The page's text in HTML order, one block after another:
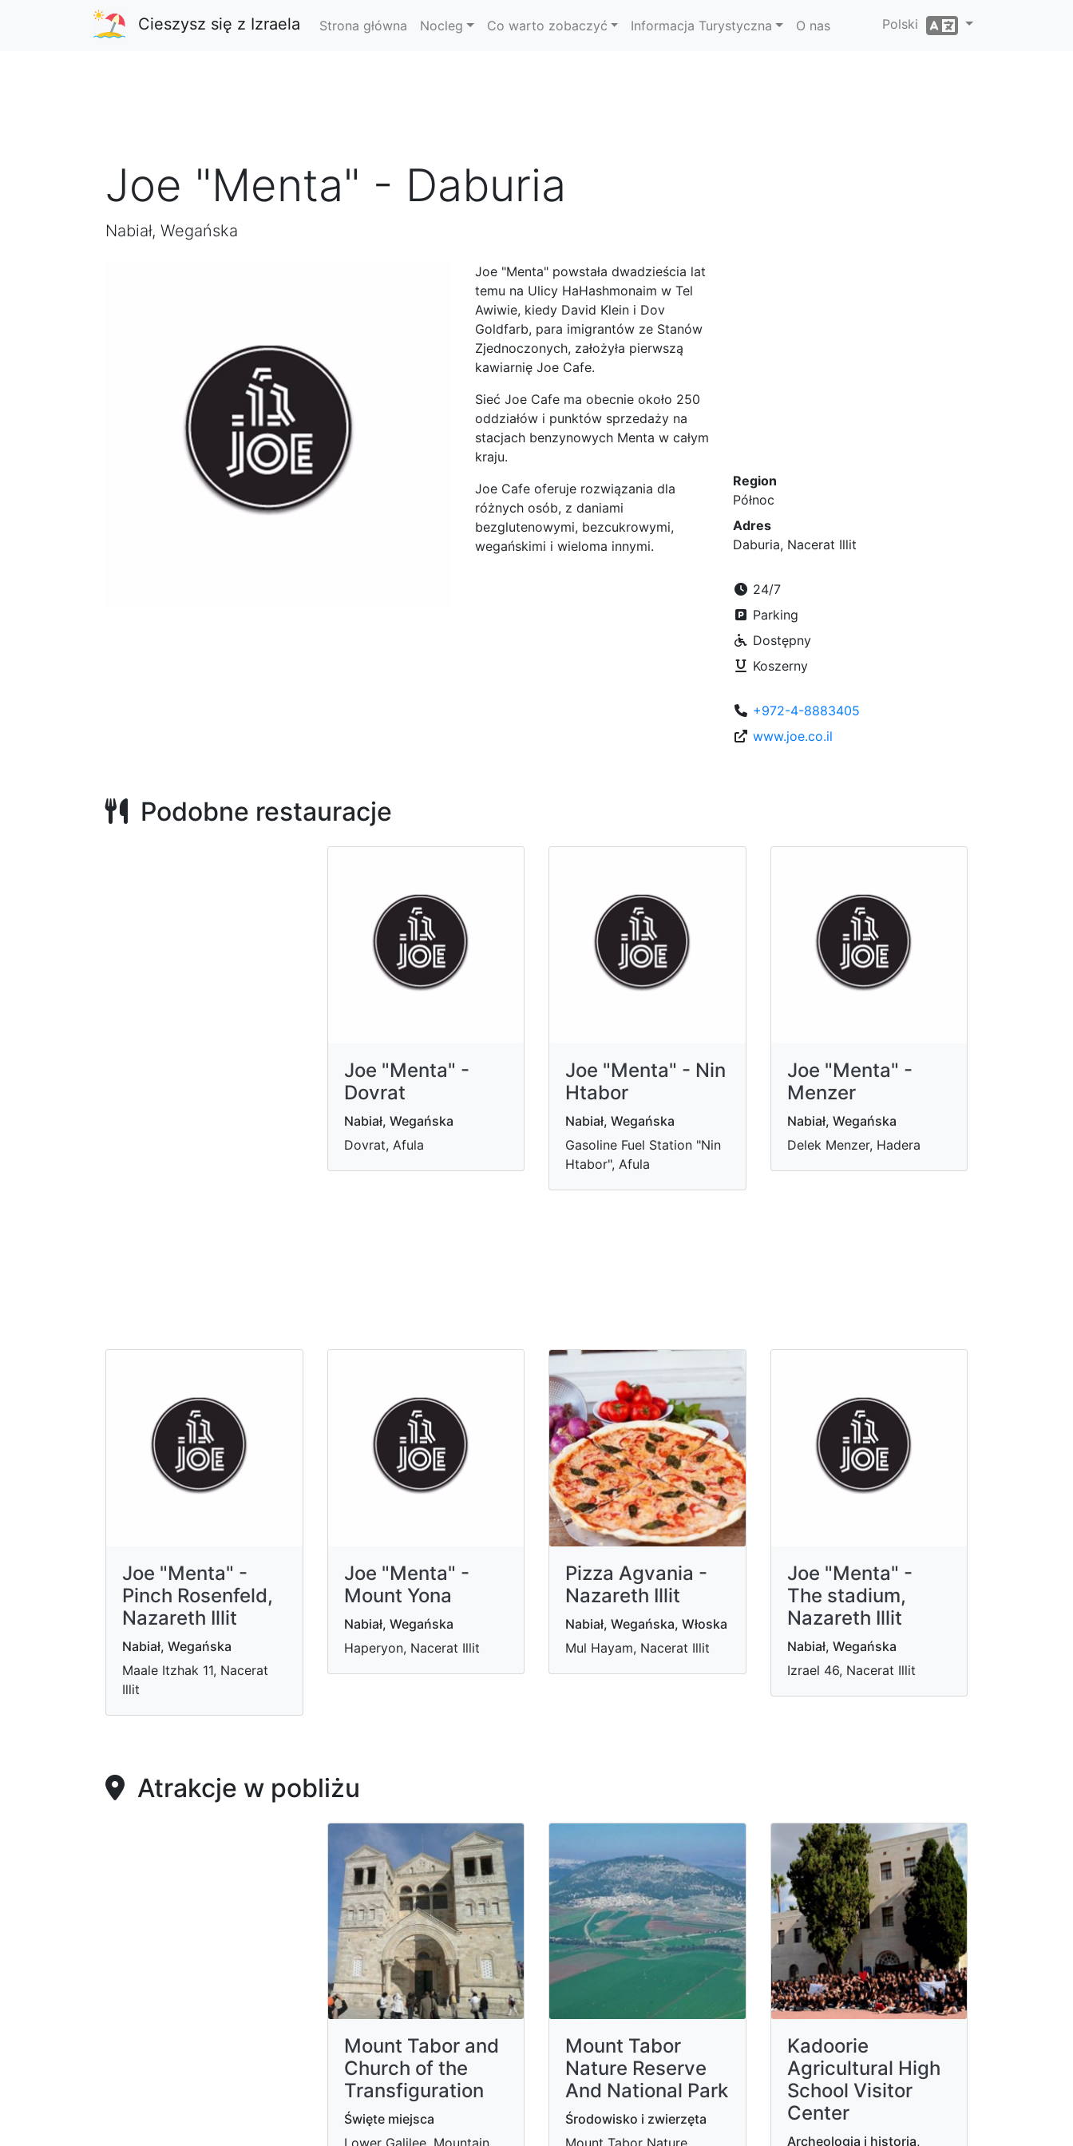
Cieszysz się z Izraela Strona główna Nocleg Co warto zobaczyć Informacja Turystyczna O nas Polski
Joe "Menta" - Daburia
Nabiał, Wegańska
Joe "Menta" powstała dwadzieścia lat
temu na Ulicy HaHashmonaim w Tel
Awiwie, kiedy David Klein i Dov
Goldfarb, para imigrantów ze Stanów
Zjednoczonych, założyła pierwszą
kawiarnię Joe Cafe.
Sieć Joe Cafe ma obecnie około 250
oddziałów i punktów sprzedaży na
stacjach benzynowych Menta w całym
kraju.
Joe Cafe oferuje rozwiązania dla
różnych osób, z daniami
bezglutenowymi, bezcukrowymi,
wegańskimi i wieloma innymi.
Region
Północ
Adres
Daburia, Nacerat Illit
24/7
Parking
Dostępny
Koszerny
+972-4-8883405
www.joe.co.il
Podobne restauracje
Joe "Menta" -
Dovrat
Nabiał, Wegańska
Dovrat, Afula
Joe "Menta" - Nin
Htabor
Nabiał, Wegańska
Gasoline Fuel Station "Nin
Htabor", Afula
Joe "Menta" -
Menzer
Nabiał, Wegańska
Delek Menzer, Hadera
Joe "Menta" -
Pinch Rosenfeld,
Nazareth Illit
Nabiał, Wegańska
Maale Itzhak 11, Nacerat
Illit
Joe "Menta" -
Mount Yona
Nabiał, Wegańska
Haperyon, Nacerat Illit
Pizza Agvania -
Nazareth Illit
Nabiał, Wegańska, Włoska
Mul Hayam, Nacerat Illit
Joe "Menta" -
The stadium,
Nazareth Illit
Nabiał, Wegańska
Izrael 46, Nacerat Illit
Atrakcje w pobliżu
Mount Tabor and
Church of the
Transfiguration
Święte miejsca
Lower Galilee, Mountain
Mount Tabor
Nature Reserve
And National Park
Środowisko i zwierzęta
Mount Tabor Nature
Kadoorie
Agricultural High
School Visitor
Center
Archeologia i historia,